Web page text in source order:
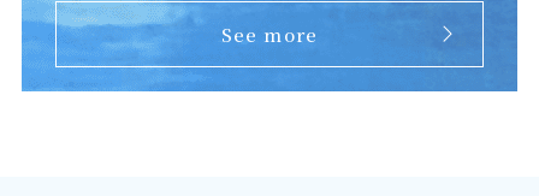
See more